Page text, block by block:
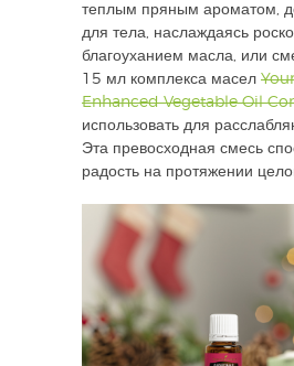
теплым пряным ароматом,
для тела, наслаждаясь
благоуханием масла, или
15 мл комплекса масел
Enhanced Vegetable Oil
использовать для
Эта превосходная смесь
радость на протяжении